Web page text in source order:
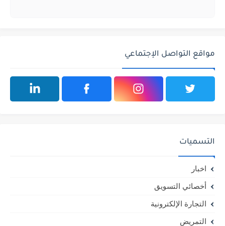
مواقع التواصل الإجتماعي
التسميات
اخبار
أخصائي التسويق
التجارة الإلكترونية
التمريض